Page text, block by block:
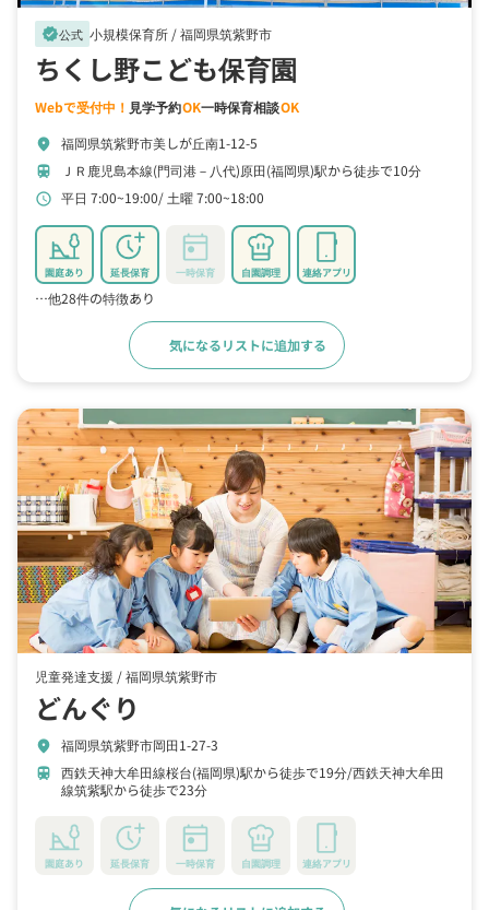
verified公式 小規模保育所 /福岡県筑紫野市
ちくし野こども保育園
Webで受付中！ 見学予約OK一時保育相談OK
location_on 福岡県筑紫野市美しが丘南1-12-5
train ＪＲ鹿児島本線(門司港－八代)原田(福岡県)駅から徒歩で10分
schedule 平日 7:00~19:00 土曜 7:00~18:00
園庭あり 延長保育 一時保育 自園調理 連絡アプリ
…他28件の特徴あり
気になるリストに追加する
児童発達支援 /福岡県筑紫野市
どんぐり
location_on 福岡県筑紫野市岡田1-27-3
train 西鉄天神大牟田線桜台(福岡県)駅から徒歩で19分 西鉄天神大牟田
線筑紫駅から徒歩で23分
園庭あり 延長保育 一時保育 自園調理 連絡アプリ